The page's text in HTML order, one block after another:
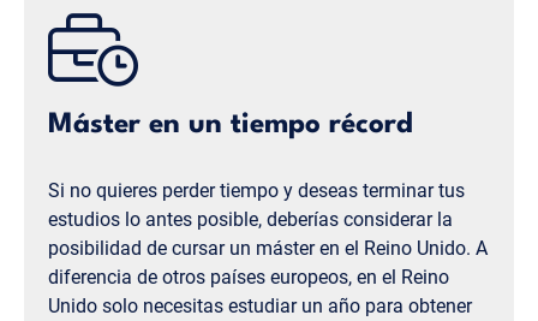
Máster en un tiempo récord
Si no quieres perder tiempo y deseas terminar tus
estudios lo antes posible, deberías considerar la
posibilidad de cursar un máster en el Reino Unido. A
diferencia de otros países europeos, en el Reino
Unido solo necesitas estudiar un año para obtener